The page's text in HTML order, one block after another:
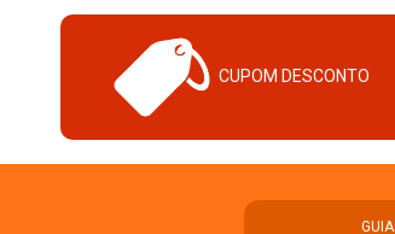
CUPOM DESCONTO
GUIA